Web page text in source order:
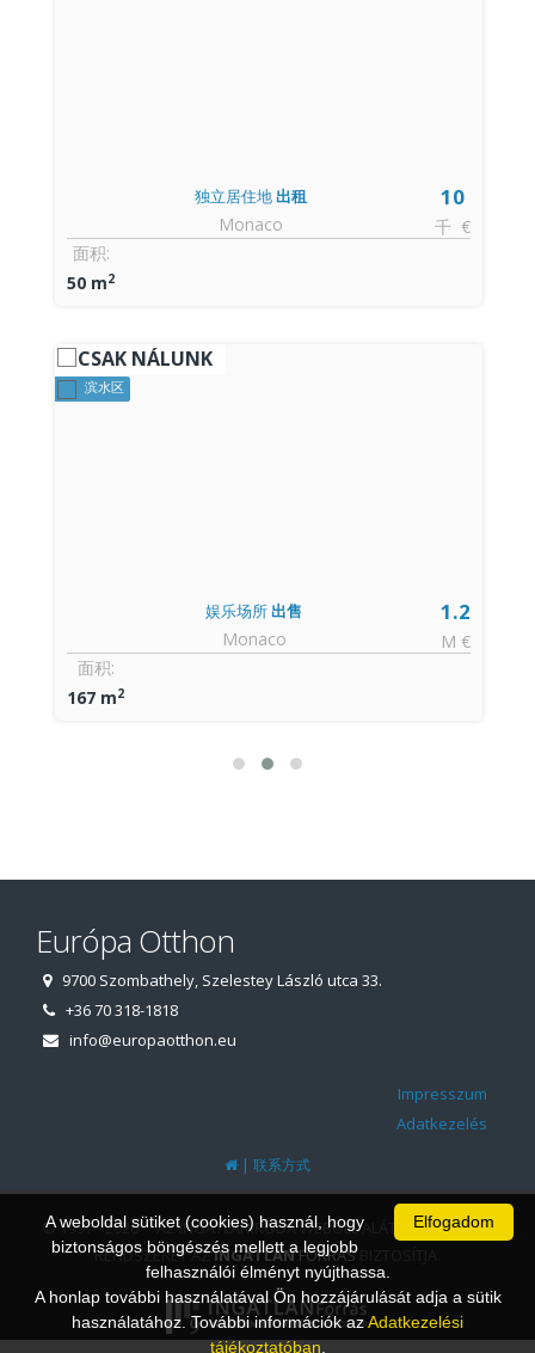
10
千 €
独立居住地出租
Monaco
面积:
50 m2
CSAK NÁLUNK
滨水区
1.2
M €
娱乐场所出售
Monaco
面积:
167 m2
Európa Otthon
9700 Szombathely, Szelestey László utca 33.
+36 70 318-1818
info@europaotthon.eu
Impresszum
Adatkezelés
| 联系方式
© 1997 - 2026 AZ INGATLANIRODA WEBOLDALÁT ÉS ÜGYVITELI
RENDSZERÉT AZINGATLANFORRÁSBIZTOSÍTJA.
Elfogadom
A weboldal sütiket (cookies) használ, hogy
biztonságos böngészés mellett a legjobb
felhasználói élményt nyújthassa.
A honlap további használatával Ön hozzájárulását adja a sütik
használatához. További információk azAdatkezelési
tájékoztatóban